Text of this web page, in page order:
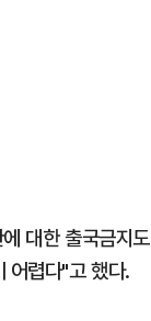
대한 출국금지
어렵다"고 했다.